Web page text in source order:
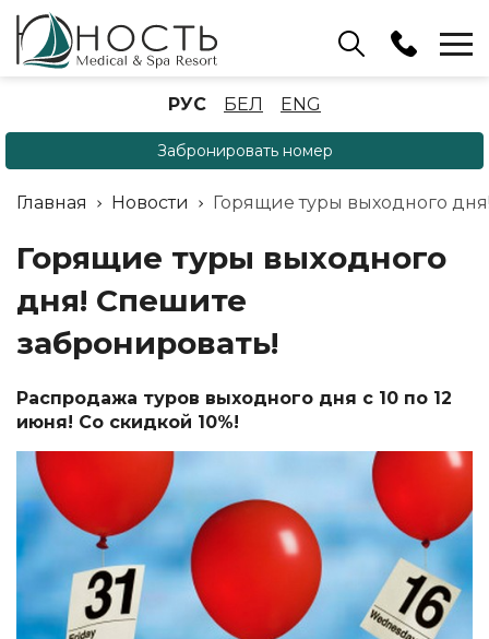
Бассейн
+375 (17) 503 93 22
Аренда беседок
+375 (33) 902 35 07
Отдел бронирования
+375 (17) 503 91 10
РУС БЕЛ ENG
Забронировать номер
Главная Новости Горящие туры выходного
Горящие туры выходного
дня! Спешите
забронировать!
Распродажа туров выходного дня с 10 по 12
июня! Со скидкой 10%!